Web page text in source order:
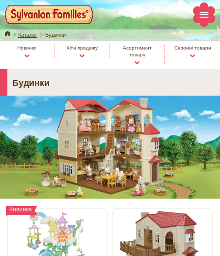
HomeКаталог Будинки
Новинки Хіти продажу
Асортимент
товару
Сезонні товари
Будинки
Новинка